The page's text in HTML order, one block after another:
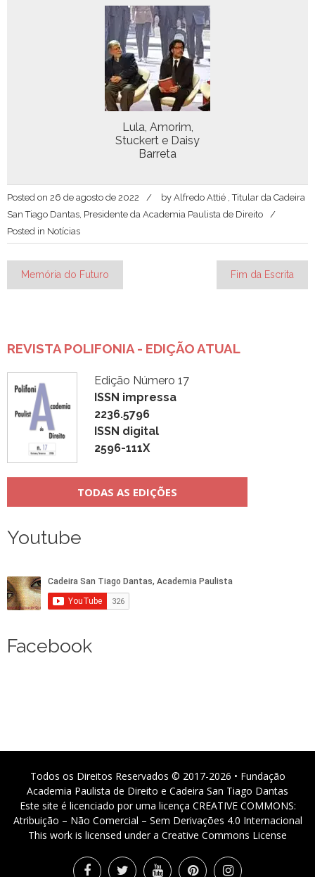
Lula, Amor­im,
Stuck­ert e Daisy
Barreta
Posted on 26 de agosto de 2022 by Alfredo Attié , Titular da Cadeira
San Tiago Dantas, Presidente da Academia Paulista de Direito
Posted in Notícias
Navegação
Memória do Futuro Fim da Escrita
REVISTA POLIFONIA - EDIÇÃO ATUAL
Edição Número 17
ISSN impressa
2236.5796
ISSN digital
2596-111X
TODAS AS EDIÇÕES
Youtube
Facebook
Todos os Direitos Reservados © 2017-2026 • Fundação
Academia Paulista de Direito e Cadeira San Tiago Dantas
Este site é licenciado por uma licença CREATIVE COMMONS:
Atribuição – Não Comercial – Sem Derivações 4.0 Internacional
This work is licensed under a Creative Commons License